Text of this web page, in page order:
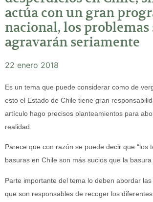
actúa con un gran
nacional, los problemas
agravarán seriamente
22 enero 2018
Es un tema que puede considerar como de
esto el Estado de Chile tiene gran
artículo hago precisos planteamientos para
realidad.
Parece que con razón se puede decir que “los
basuras en Chile son más sucios que la basura
Parte importante del tema lo deben abordar
que son responsables de recoger los